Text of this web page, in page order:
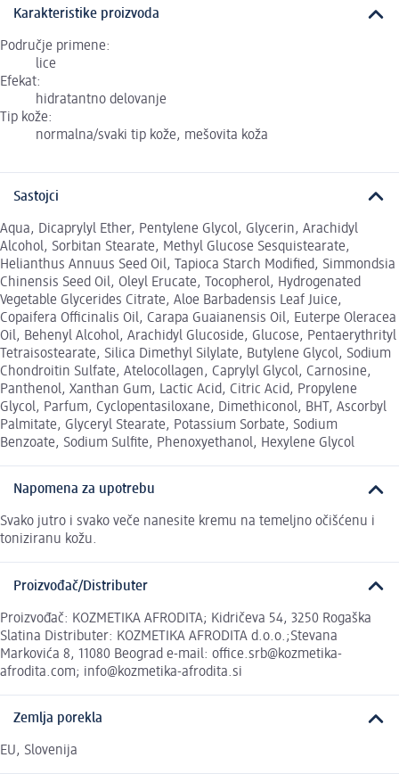
Karakteristike proizvoda
Područje primene:
lice
Efekat:
hidratantno delovanje
Tip kože:
normalna/svaki tip kože, mešovita koža
Sastojci
Aqua, Dicaprylyl Ether, Pentylene Glycol, Glycerin, Arachidyl
Alcohol, Sorbitan Stearate, Methyl Glucose Sesquistearate,
Helianthus Annuus Seed Oil, Tapioca Starch Modified, Simmondsia
Chinensis Seed Oil, Oleyl Erucate, Tocopherol, Hydrogenated
Vegetable Glycerides Citrate, Aloe Barbadensis Leaf Juice,
Copaifera Officinalis Oil, Carapa Guaianensis Oil, Euterpe Oleracea
Oil, Behenyl Alcohol, Arachidyl Glucoside, Glucose, Pentaerythrityl
Tetraisostearate, Silica Dimethyl Silylate, Butylene Glycol, Sodium
Chondroitin Sulfate, Atelocollagen, Caprylyl Glycol, Carnosine,
Panthenol, Xanthan Gum, Lactic Acid, Citric Acid, Propylene
Glycol, Parfum, Cyclopentasiloxane, Dimethiconol, BHT, Ascorbyl
Palmitate, Glyceryl Stearate, Potassium Sorbate, Sodium
Benzoate, Sodium Sulfite, Phenoxyethanol, Hexylene Glycol
Napomena za upotrebu
Svako jutro i svako veče nanesite kremu na temeljno očišćenu i
toniziranu kožu.
Proizvođač/Distributer
Proizvođač: KOZMETIKA AFRODITA; Kidričeva 54, 3250 Rogaška
Slatina Distributer: KOZMETIKA AFRODITA d.o.o.;Stevana
Markovića 8, 11080 Beograd e-mail: office.srb@kozmetika-
afrodita.com; info@kozmetika-afrodita.si
Zemlja porekla
EU, Slovenija